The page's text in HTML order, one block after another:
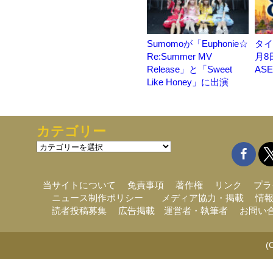
Sumomoが「Euphonie☆
Re:Summer MV
Release」と「Sweet
Like Honey」に出演
タ
月8
カテゴリー
カ
リ当サイトについて 免責事項 著作権 リンク
プ
ニュース制作ポリシー
メディア協力・掲載
情
読者投稿募集
広告掲載 運営者・執筆者 お問い